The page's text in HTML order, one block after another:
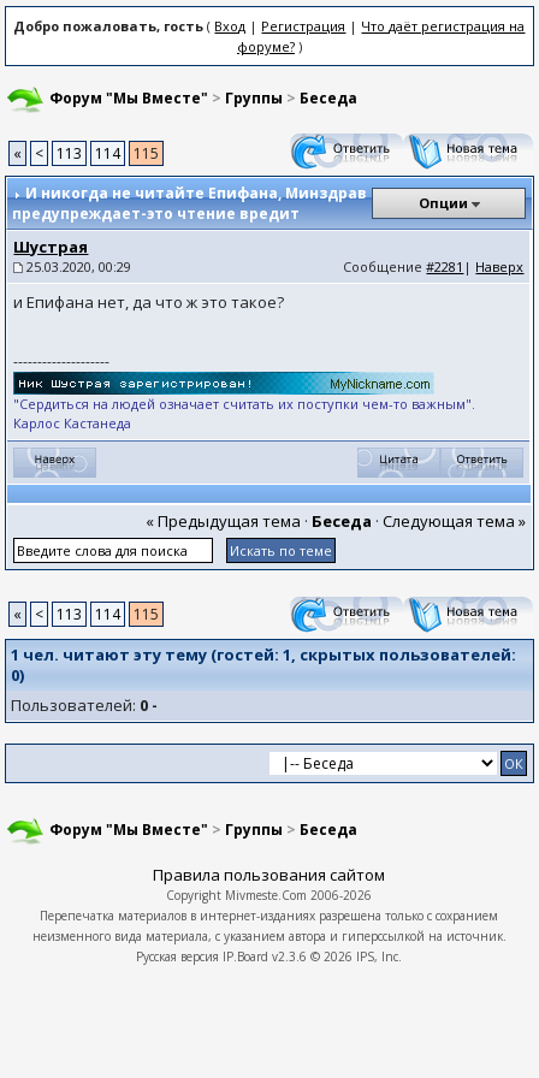
Добро пожаловать, гость ( Вход | Регистрация | Что даёт регистрация на
форуме?)
Форум "Мы Вместе" > Группы > Беседа
« < 113 114
115
И никогда не читайте Епифана, Минздрав
предупреждает-это чтение вредит
Опции
Шустрая
25.03.2020, 00:29 Сообщение#2281 | Наверх
и Епифана нет, да что ж это такое?
--------------------
"Сердиться на людей означает считать их поступки чем-то важным".
Карлос Кастанеда
« Предыдущая тема · Беседа · Следующая тема »
« < 113 114 115
1 чел. читают эту тему (гостей:1, скрытых пользователей:
0)
Пользователей: 0 -
Форум "Мы Вместе" > Группы > Беседа
Правила пользования сайтом
Copyright Mivmeste.Com 2006-2026
Перепечатка материалов в интернет-изданиях разрешена только с сохранием
неизменного вида материала, с указанием автора и гиперссылкой на источник.
Русская версия IP.Board v2.3.6 © 2026 IPS, Inc.